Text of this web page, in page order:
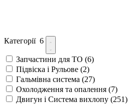
Категорії 6
Запчастини для ТО (6)
Підвіска і Рульове (2)
Гальмівна система (27)
Охолодження та опалення (7)
Двигун і Система вихлопу (251)